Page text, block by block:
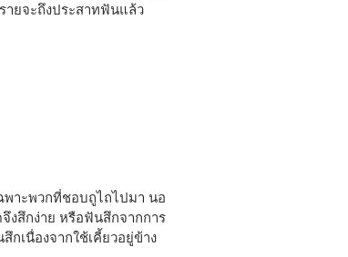
ายจะถึงประสาทฟันแล้ว
พาะพวกที่ชอบถูไถไปมา นอ
งสึกง่าย หรือฟันสึกจากการ
เนื่องจากใช้เคี้ยวอยู่ข้าง